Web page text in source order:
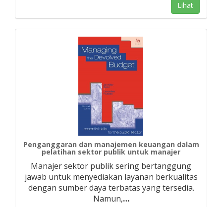
Lihat
Penganggaran dan manajemen keuangan dalam
pelatihan sektor publik untuk manajer
Manajer sektor publik sering bertanggung
jawab untuk menyediakan layanan berkualitas
dengan sumber daya terbatas yang tersedia.
Namun,…